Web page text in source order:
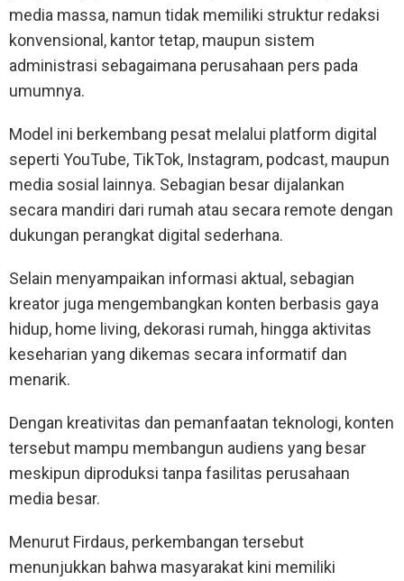
media massa, namun tidak memiliki struktur redaksi
konvensional, kantor tetap, maupun sistem
administrasi sebagaimana perusahaan pers pada
umumnya.
Model ini berkembang pesat melalui platform digital
seperti YouTube, TikTok, Instagram, podcast, maupun
media sosial lainnya. Sebagian besar dijalankan
secara mandiri dari rumah atau secara remote dengan
dukungan perangkat digital sederhana.
Selain menyampaikan informasi aktual, sebagian
kreator juga mengembangkan konten berbasis gaya
hidup, home living, dekorasi rumah, hingga aktivitas
keseharian yang dikemas secara informatif dan
menarik.
Dengan kreativitas dan pemanfaatan teknologi, konten
tersebut mampu membangun audiens yang besar
meskipun diproduksi tanpa fasilitas perusahaan
media besar.
Menurut Firdaus, perkembangan tersebut
menunjukkan bahwa masyarakat kini memiliki